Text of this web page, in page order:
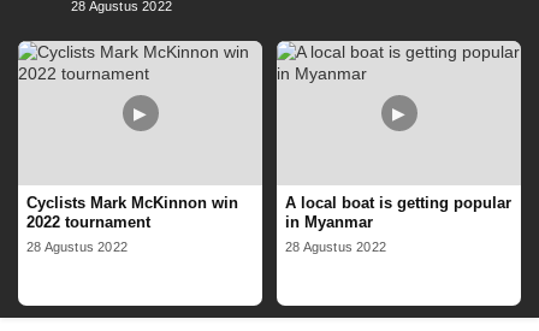
28 Agustus 2022
▶
Cyclists Mark McKinnon win
2022 tournament
28 Agustus 2022
▶
A local boat is getting popular
in Myanmar
28 Agustus 2022